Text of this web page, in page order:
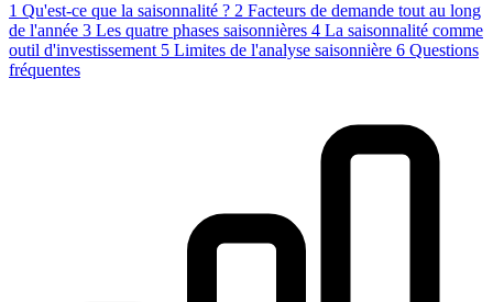
1 Qu'est-ce que la saisonnalité ? 2 Facteurs de demande tout au long
de l'année 3 Les quatre phases saisonnières 4 La saisonnalité comme
outil d'investissement 5 Limites de l'analyse saisonnière 6 Questions
fréquentes